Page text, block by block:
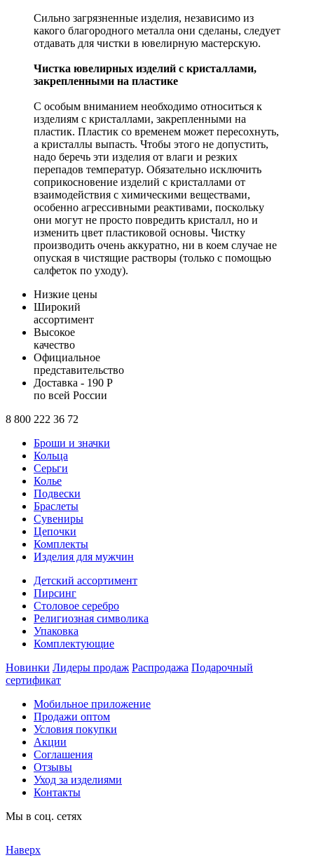
Сильно загрязненные изделия, независимо из
какого благородного металла они сделаны, следует
отдавать для чистки в ювелирную мастерскую.
Чистка ювелирных изделий с кристаллами,
закрепленными на пластике
С особым вниманием необходимо относиться к
изделиям с кристаллами, закрепленными на
пластик. Пластик со временем может пересохнуть,
а кристаллы выпасть. Чтобы этого не допустить,
надо беречь эти изделия от влаги и резких
перепадов температур. Обязательно исключить
соприкосновение изделий с кристаллами от
взаимодействия с химическими веществами,
особенно агрессивными реактивами, поскольку
они могут не просто повредить кристалл, но и
изменить цвет пластиковой основы. Чистку
производить очень аккуратно, ни в коем случае не
опуская в чистящие растворы (только с помощью
салфеток по уходу).
Низкие цены
Широкий
ассортимент
Высокое
качество
Официальное
представительство
Доставка - 190 Р
по всей России
8 800 222 36 72
Броши и значки
Кольца
Серьги
Колье
Подвески
Браслеты
Сувениры
Цепочки
Комплекты
Изделия для мужчин
Детский ассортимент
Пирсинг
Столовое серебро
Религиозная символика
Упаковка
Комплектующие
Новинки Лидеры продаж Распродажа Подарочный
сертификат
Мобильное приложение
Продажи оптом
Условия покупки
Акции
Соглашения
Отзывы
Уход за изделиями
Контакты
Мы в соц. сетях
Наверх